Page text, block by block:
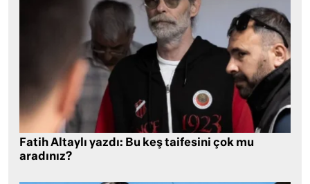
Fatih Altaylı yazdı: Bu keş taifesini çok mu
aradınız?